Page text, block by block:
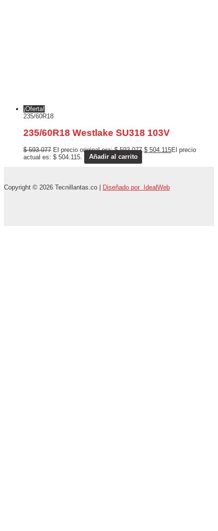
¡Oferta!
235/60R18
235/60R18 Westlake SU318 103V
$593.077 El precio original era: $ 593.077. $ 504.115El precio
actual es: $ 504.115.
Añadir al carrito
Copyright © 2026 Tecnillantas.co | Diseñado por IdealWeb